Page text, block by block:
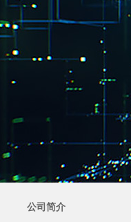
公司简介